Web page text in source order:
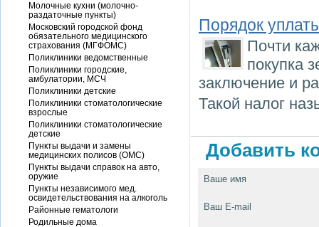
Порядок
Почти
покупка
заключение и
Такой налог
Добавить
Ваше имя
Ваш E-mail
Молочные кухни (молочно-
раздаточные пункты)
Московский городской фонд
обязательного медицинского
страхования (МГФОМС)
Поликлиники ведомственные
Поликлиники городские,
амбулатории, МСЧ
Поликлиники детские
Поликлиники стоматологические
взрослые
Поликлиники стоматологические
детские
Пункты выдачи и замены
медицинских полисов (ОМС)
Пункты выдачи справок на авто,
оружие
Пункты независимого мед.
освидетельствования на алкоголь
Районные гематологи
Родильные дома